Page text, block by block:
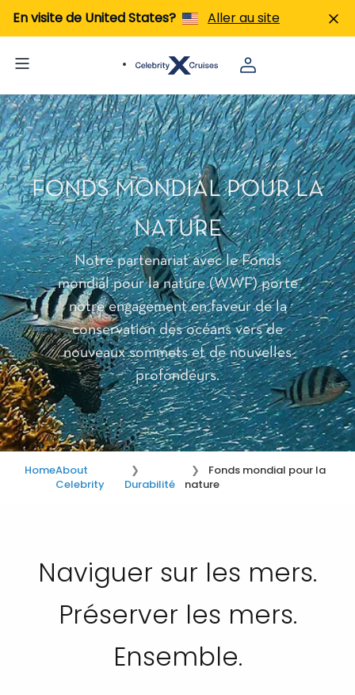
En visite de United States? Aller au site
FONDS MONDIAL POUR LA
NATURE
Notre partenariat avec le Fonds
mondial pour la nature (WWF) porte
notre engagement en faveur de la
conservation des océans vers de
nouveaux sommets et de nouvelles
profondeurs.
HomeAbout
Celebrity
Durabilité
Fonds mondial pour la
nature
Naviguer sur les mers.
Préserver les mers.
Ensemble.